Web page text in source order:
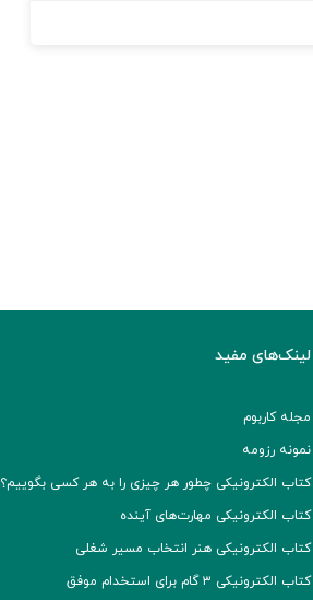
لینک‌های مفید
مجله کاربوم
نمونه رزومه
کتاب الکترونیکی چطور هر چیزی را به هر کسی بگوییم؟
کتاب الکترونیکی مهارت‌های آینده
کتاب الکترونیکی هنر انتخاب مسیر شغلی
کتاب الکترونیکی ۳ گام برای استخدام موفق